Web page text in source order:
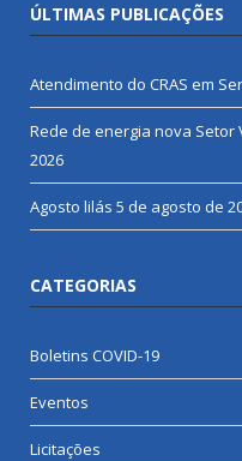
ÚLTIMAS PUBLICAÇÕES
Atendimento do CRAS em
Rede de energia nova Setor
2026
Agosto lilás 5 de agosto de
CATEGORIAS
Boletins COVID-19
Eventos
Licitações